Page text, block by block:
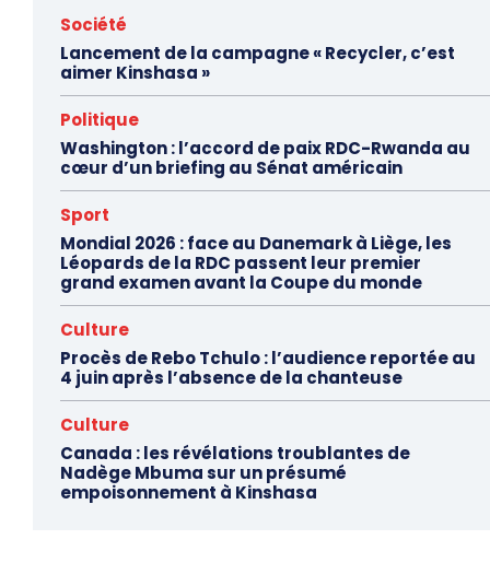
Société
Lancement de la campagne « Recycler, c’est
aimer Kinshasa »
Politique
Washington : l’accord de paix RDC-Rwanda au
cœur d’un briefing au Sénat américain
Sport
Mondial 2026 : face au Danemark à Liège, les
Léopards de la RDC passent leur premier
grand examen avant la Coupe du monde
Culture
Procès de Rebo Tchulo : l’audience reportée au
4 juin après l’absence de la chanteuse
Culture
Canada : les révélations troublantes de
Nadège Mbuma sur un présumé
empoisonnement à Kinshasa